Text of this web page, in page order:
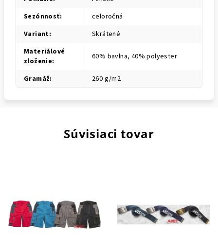
Sezónnosť:
celoročná
Variant:
Skrátené
Materiálové
zloženie: 60% bavlna, 40% polyester
Gramáž: 260 g/m2
Súvisiaci tovar